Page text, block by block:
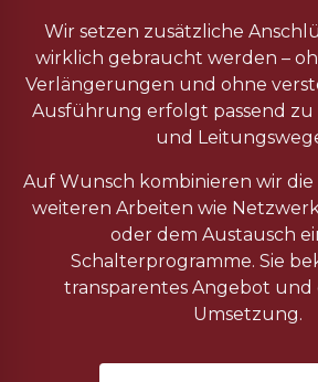
Wir setzen zusätzliche
wirklich gebraucht werden –
Verlängerungen und ohne
Ausführung erfolgt passend
und
Auf Wunsch kombinieren wir
weiteren Arbeiten wie
oder dem Austausch
Schalterprogramme. Sie
transparentes Angebot und
Umsetzung.